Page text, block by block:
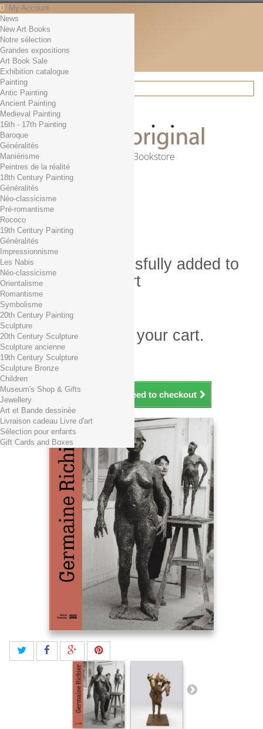
My Account
Contact
English
English
Français
News
Search
Online Art Bookstore
Cart (empty)
No products
Free shipping!
0,00 € Total
Check out
Product successfully added to
your shopping cart
Quantity
Total
There is 1 item in your cart.
Total products (tax incl.)
Total shipping TTC
Total (tax incl.)
Continue shopping Proceed to checkout
News
New Art Books
Notre sélection
Grandes expositions
Art Book Sale
Exhibition catalogue
Painting
Antic Painting
Ancient Painting
Medieval Painting
16th - 17th Painting
Baroque
Généralités
Maniérisme
Peintres de la réalité
18th Century Painting
Généralités
Néo-classicisme
Pré-romantisme
Rococo
19th Century Painting
Généralités
Impressionnisme
Les Nabis
Néo-classicisme
Orientalisme
Romantisme
Symbolisme
20th Century Painting
Sculpture
20th Century Sculpture
Sculpture ancienne
19th Century Sculpture
Sculpture Bronze
Children
Museum's Shop & Gifts
Jewellery
Art et Bande dessinée
Livraison cadeau Livre d'art
Sélection pour enfants
Gift Cards and Boxes